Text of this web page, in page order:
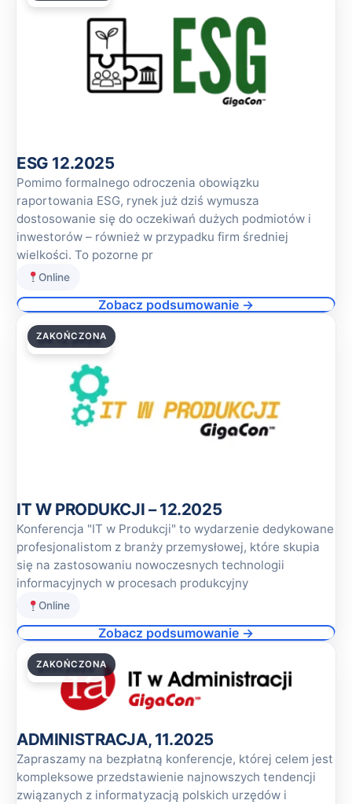
ESG 12.2025
Pomimo formalnego odroczenia obowiązku
raportowania ESG, rynek już dziś wymusza
dostosowanie się do oczekiwań dużych podmiotów i
inwestorów – również w przypadku firm średniej
wielkości. To pozorne pr
Online
Zobacz podsumowanie →
04.12.2025
ZAKOŃCZONA
IT W PRODUKCJI – 12.2025
Konferencja "IT w Produkcji" to wydarzenie dedykowane
profesjonalistom z branży przemysłowej, które skupia
się na zastosowaniu nowoczesnych technologii
informacyjnych w procesach produkcyjny
Online
Zobacz podsumowanie →
27.11.2025
ZAKOŃCZONA
ADMINISTRACJA, 11.2025
Zapraszamy na bezpłatną konferencje, której celem jest
kompleksowe przedstawienie najnowszych tendencji
związanych z informatyzacją polskich urzędów i